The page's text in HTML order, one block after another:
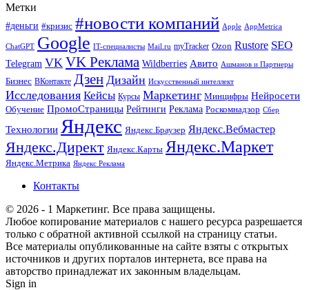
Метки
#деньги #кризис #новости компаний Apple AppMetrica
ChatGPT Google IT-специалисты Mail.ru myTracker Ozon Rustore SEO
Telegram VK VK Реклама Wildberries Авито Ашманов и Партнеры
Бизнес ВКонтакте Дзен Дизайн Искусственный интеллект
Исследования Кейсы Курсы Маркетинг Минцифры Нейросети
Обучение ПромоСтраницы Рейтинги Реклама Роскомнадзор Сбер
Технологии Яндекс Яндекс.Браузер Яндекс.Вебмастер
Яндекс.Директ Яндекс.Карты Яндекс.Маркет
Яндекс.Метрика Яндекс Реклама
Контакты
© 2026 - 1 Маркетинг. Все права защищены.
Любое копирование материалов с нашего ресурса разрешается
только с обратной активной ссылкой на страницу статьи.
Все материалы опубликованные на сайте взяты с открытых
источников и других порталов интернета, все права на
авторство принадлежат их законным владельцам.
Sign in